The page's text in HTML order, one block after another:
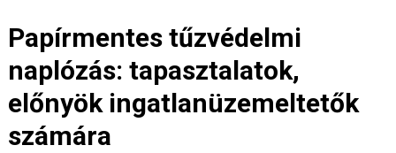
Papírmentes tűzvédelmi
naplózás: tapasztalatok,
előnyök ingatlanüzemeltetők
számára